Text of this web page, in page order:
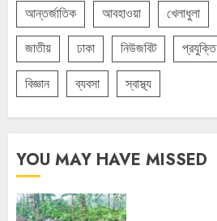
আন্তর্জাতিক
আবহাওয়া খেলাধুলা
জাতীয়
ঢাকা নিউজবিট প্রযুক্তি
বিজ্ঞান
ব্যবসা স্বাস্থ্য
YOU MAY HAVE MISSED